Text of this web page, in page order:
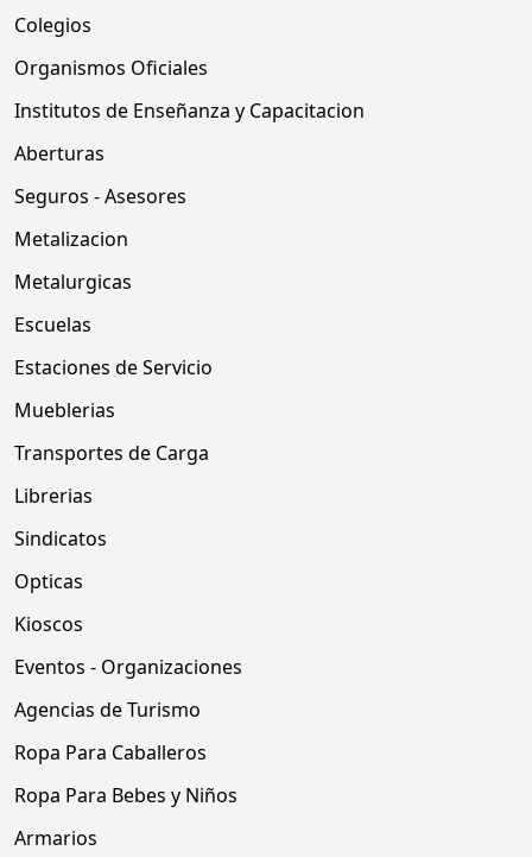
Colegios
Organismos Oficiales
Institutos de Enseñanza y Capacitacion
Aberturas
Seguros - Asesores
Metalizacion
Metalurgicas
Escuelas
Estaciones de Servicio
Mueblerias
Transportes de Carga
Librerias
Sindicatos
Opticas
Kioscos
Eventos - Organizaciones
Agencias de Turismo
Ropa Para Caballeros
Ropa Para Bebes y Niños
Armarios